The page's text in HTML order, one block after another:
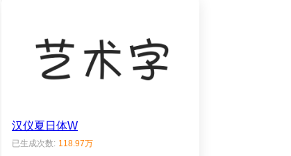
汉仪夏日体W
已生成次数: 118.97万